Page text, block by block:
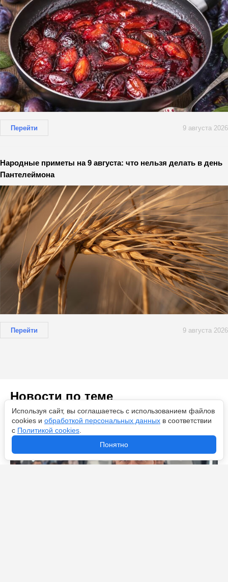
Новости по теме
Перейти 9 августа 2026
Народные приметы на 9 августа: что нельзя делать в день
Пантелеймона
Перейти 9 августа 2026
Используя сайт, вы соглашаетесь с использованием файлов
cookies и обработкой персональных данных в соответствии
с Политикой cookies
Понятно